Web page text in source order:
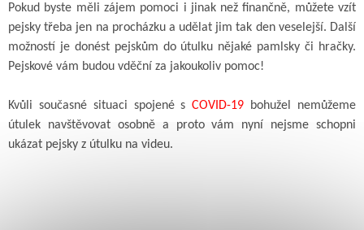
Pokud byste měli zájem pomoci i jinak než finančně, můžete vzít
pejsky třeba jen na procházku a udělat jim tak den veselejší. Další
možností je donést pejskům do útulku nějaké pamlsky či hračky.
Pejskové vám budou vděční za jakoukoliv pomoc!
Kvůli současné situaci spojené sCOVID-19 bohužel nemůžeme
útulek navštěvovat osobně a proto vám nyní nejsme schopni
ukázat pejsky z útulku na videu.